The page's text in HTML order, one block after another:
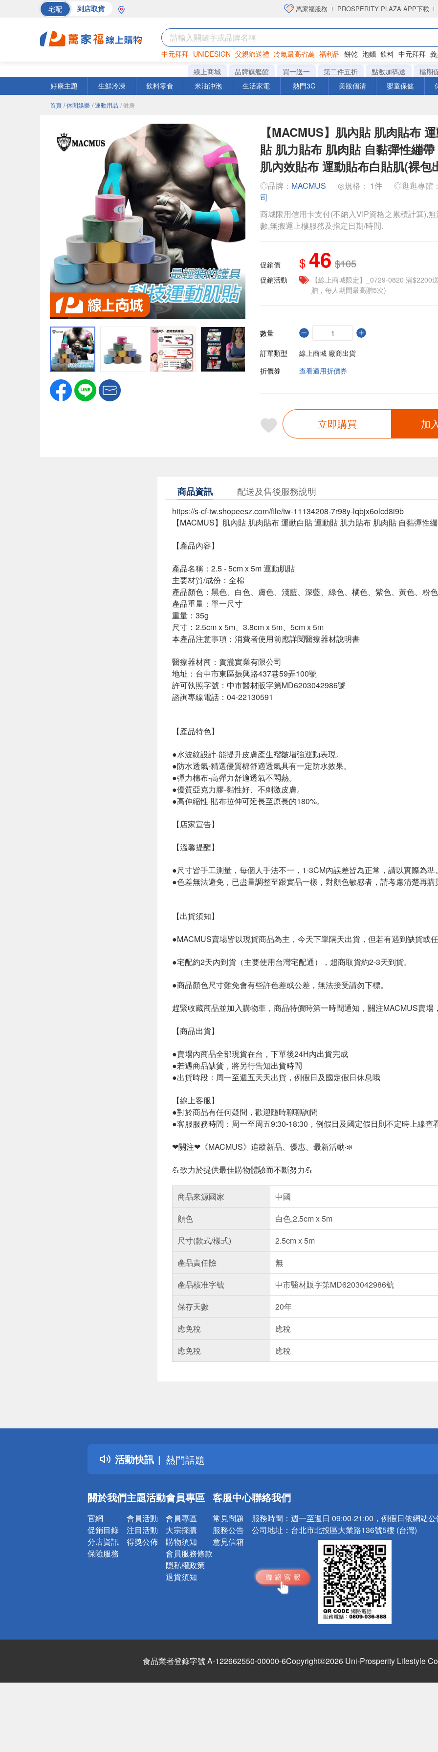
宅配 到店取貨 萬家福服務 PROSPERITY PLAZA APP下載
中元拜拜 UNIDESIGN 父親節送禮 冷氣最高省萬 福利品 餅乾 泡麵 飲料 中元拜拜
罐頭 海苔 洋芋片
線上商城 品牌旗艦館 買一送一 第二件五折 點數加碼送
檔期
好康主題
生鮮冷凍 飲料零食 米油沖泡 生活家電 熱門3C 美妝個清 嬰童保健
首頁 / 休閒娛樂 / 運動用品 / 健身
【MACMUS】肌內貼 肌肉貼布
貼 肌力貼布 肌肉貼 自黏彈性繃
肌內效貼布 運動貼布白貼肌(裸包
◎品牌： MACMUS ◎規格： 1件
◎逛逛專館
司
商城限用信用卡支付(不納入VIP資格之累積計算),
數,無搬運上樓服務及指定日期/時間.
促銷價 $ 46 $105
促銷活動
【線上商城限定】_0729-0820 滿$2200
贈，每人期間最高贈5次)
數量
訂單類型
線上商城 廠商出貨
折價券
查看適用折價券
立即購買 加
商品資訊 配送及售後服務說明
https://s-cf-tw.shopeesz.com/file/tw-11134208-7r98y-lqbjx6olcd8i9b
【MACMUS】肌內貼 肌肉貼布 運動白貼 運動貼 肌力貼布 肌肉貼 自黏彈性
【產品內容】
產品名稱：2.5 - 5cm x 5m 運動肌貼
主要材質/成份：全棉
產品顏色：黑色、白色、膚色、淺藍、深藍、綠色、橘色、紫色、黃色、粉
產品重量：單一尺寸
重量：35g
尺寸：2.5cm x 5m、3.8cm x 5m、5cm x 5m
本產品注意事項：消費者使用前應詳閱醫療器材說明書
醫療器材商：賀瀧實業有限公司
地址：台中市東區振興路437巷59弄100號
許可執照字號：中市醫材販字第MD6203042986號
諮詢專線電話：04-22130591
【產品特色】
●水波紋設計-能提升皮膚產生褶皺增強運動表現。
●防水透氣-精選優質棉舒適透氣具有一定防水效果。
●彈力棉布-高彈力舒適透氣不悶熱。
●優質亞克力膠-黏性好、不刺激皮膚。
●高伸縮性-貼布拉伸可延長至原長的180%。
【店家宣告】
【溫馨提醒】
●尺寸皆手工測量，每個人手法不一，1-3CM內誤差皆為正常，請以實際為準
●色差無法避免，已盡量調整至跟實品一樣，對顏色敏感者，請考慮清楚再購
【出貨須知】
●MACMUS賣場皆以現貨商品為主，今天下單隔天出貨，但若有遇到缺貨或
●宅配約2天內到貨（主要使用台灣宅配通），超商取貨約2-3天到貨。
●商品顏色尺寸難免會有些許色差或公差，無法接受請勿下標。
趕緊收藏商品並加入購物車，商品特價時第一時間通知，關注MACMUS賣
【商品出貨】
●賣場內商品全部現貨在台，下單後24H內出貨完成
●若遇商品缺貨，將另行告知出貨時間
●出貨時段：周一至週五天天出貨，例假日及國定假日休息哦
【線上客服】
●對於商品有任何疑問，歡迎隨時聊聊詢問
●客服服務時間：周一至周五9:30-18:30，例假日及國定假日則不定時上線查
❤關注❤《MACMUS》追蹤新品、優惠、最新活動📣
💪致力於提供最佳購物體驗而不斷努力💪
商品來源國家
中國
顏色
白色,2.5cm x 5m
尺寸(款式/樣式)
2.5cm x 5m
產品責任險
無
產品核准字號
中市醫材販字第MD6203042986號
保存天數
20年
應免稅
應稅
應免稅
應稅
活動快訊
詐騙網頁！請小心！
得獎公告
熱門話題
銀行優惠
詐騙網頁！請小心！
關於我們
官網
促銷目錄
分店資訊
保險服務
主題活動
會員活動
注目活動
得獎公佈
會員專區
會員專區
大宗採購
購物須知
會員服務條款
隱私權政策
退貨須知
客服中心
常見問題
服務公告
意見信箱
聯絡我們
服務時間： 週一至週日 09:00-21:00，例假日依網站
公司地址： 台北市北投區大業路136號5樓 (台灣)
食品業者登錄字號 A-122662550-00000-6Copyright©2026 Uni-Prosperity Lifestyle